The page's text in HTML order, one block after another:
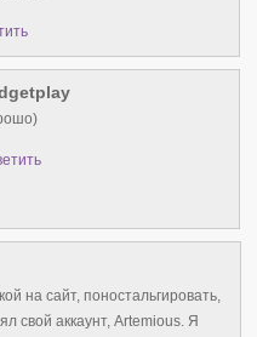
на сайт, поностальгировать,
свой аккаунт, Artemious. Я